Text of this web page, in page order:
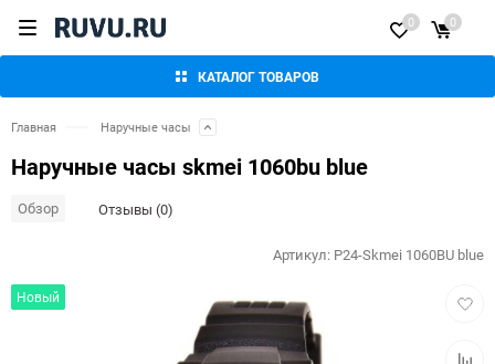
КАТАЛОГ ТОВАРОВ
0 0
Главная Наручные часы
Наручные часы skmei 1060bu blue
Обзор Отзывы (0)
Новый
Артикул: P24-Skmei 1060BU blue